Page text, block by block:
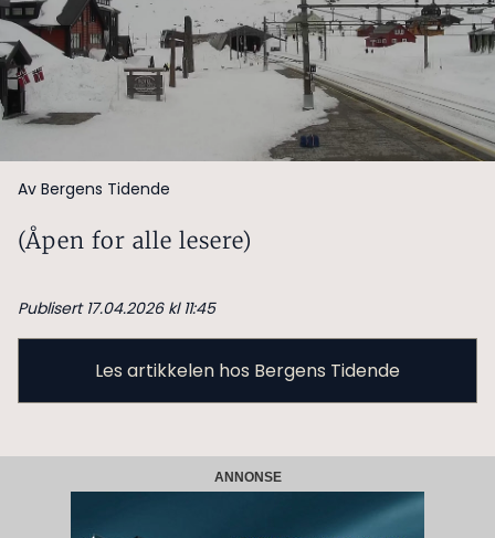
Av Bergens Tidende
(Åpen for alle lesere)
Publisert 17.04.2026 kl 11:45
Les artikkelen hos Bergens Tidende
ANNONSE